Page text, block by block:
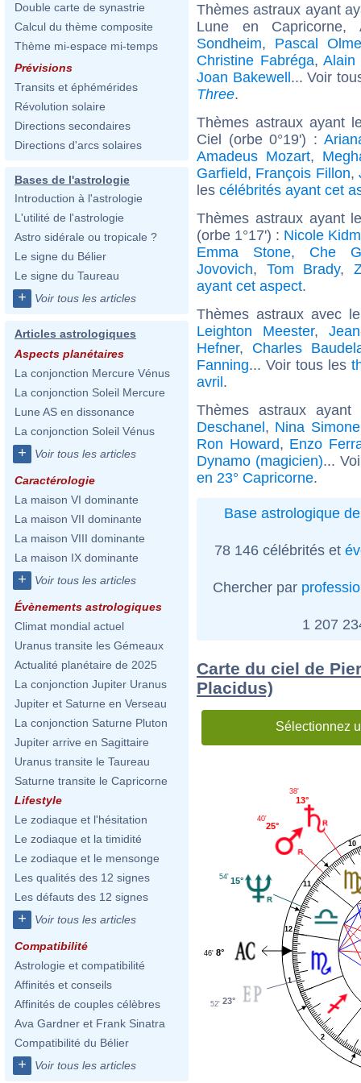
Double carte de synastrie
Calcul du thème composite
Thème mi-espace mi-temps
Prévisions
Transits et éphémérides
Révolution solaire
Directions secondaires
Directions d'arcs solaires
Bases de l'astrologie
Introduction à l'astrologie
L'utilité de l'astrologie
Astro sidérale ou tropicale ?
Le signe du Bélier
Le signe du Taureau
+ Voir tous les articles
Articles astrologiques
Aspects planétaires
La conjonction Mercure Vénus
La conjonction Soleil Mercure
Lune AS en dissonance
La conjonction Soleil Vénus
+ Voir tous les articles
Caractérologie
La maison VI dominante
La maison VII dominante
La maison VIII dominante
La maison IX dominante
+ Voir tous les articles
Évènements astrologiques
Climat mondial actuel
Uranus transite les Gémeaux
Actualité planétaire de 2025
La conjonction Jupiter Uranus
Jupiter et Saturne en Verseau
La conjonction Saturne Pluton
Jupiter arrive en Sagittaire
Uranus transite le Taureau
Saturne transite le Capricorne
Lifestyle
Le zodiaque et l'hésitation
Le zodiaque et la timidité
Le zodiaque et le mensonge
Les qualités des 12 signes
Les défauts des 12 signes
+ Voir tous les articles
Compatibilité
Astrologie et compatibilité
Affinités et conseils
Affinités de couples célèbres
Ava Gardner et Frank Sinatra
Compatibilité du Bélier
+ Voir tous les articles
Thèmes astraux ayant
Lune en
Sondheim, Pascal
Christine Fabréga,Alain
Joan Bakewell... Voir
Three.
Thèmes astraux ayant
Ciel (orbe 0°19') :
Amadeus Mozart,
Garfield, François Fillon,
les célébrités ayant cet
Thèmes astraux ayant
(orbe 1°17') : Nicole
Emma Stone, Che
Jovovich, Tom Brady,
ayant cet aspect.
Thèmes astraux avec
Leighton Meester,
Hefner, Charles
Fanning... Voir tous les
avril.
Thèmes astraux
Deschanel, Nina Simone
Ron Howard, Enzo
Dynamo (magicien)...
en 23° Capricorne.
Base astrologique
78 146 célébrités et
Chercher par
1 207
Carte du ciel de
Placidus)
Sélectionnez
1
2
10
11
12
13°
38'
25°
40'
15°
54'
8°
46'
23°
52'